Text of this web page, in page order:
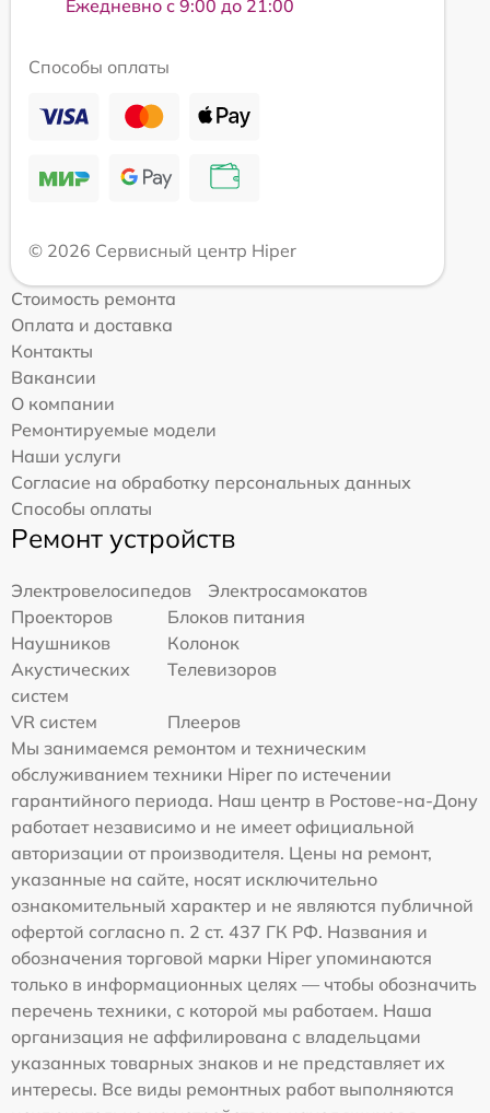
Ежедневно с 9:00 до 21:00
Способы оплаты
© 2026 Сервисный центр Hiper
Стоимость ремонта
Оплата и доставка
Контакты
Вакансии
О компании
Ремонтируемые модели
Наши услуги
Согласие на обработку персональных данных
Способы оплаты
Ремонт устройств
Электровелосипедов
Электросамокатов
Проекторов
Блоков питания
Наушников
Колонок
Акустических
систем
Телевизоров
VR систем
Плееров
Мы занимаемся ремонтом и техническим
обслуживанием техники Hiper по истечении
гарантийного периода. Наш центр в Ростове-на-Дону
работает независимо и не имеет официальной
авторизации от производителя. Цены на ремонт,
указанные на сайте, носят исключительно
ознакомительный характер и не являются публичной
офертой согласно п. 2 ст. 437 ГК РФ. Названия и
обозначения торговой марки Hiper упоминаются
только в информационных целях — чтобы обозначить
перечень техники, с которой мы работаем. Наша
организация не аффилирована с владельцами
указанных товарных знаков и не представляет их
интересы. Все виды ремонтных работ выполняются